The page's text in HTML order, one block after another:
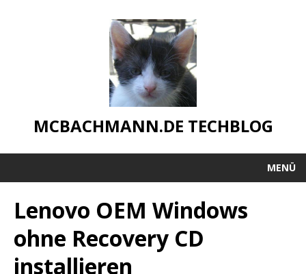
MCBACHMANN.DE TECHBLOG
MENÜ
Lenovo OEM Windows
ohne Recovery CD
installieren